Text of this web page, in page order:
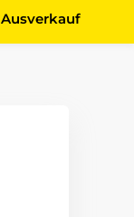
Ausverkauf